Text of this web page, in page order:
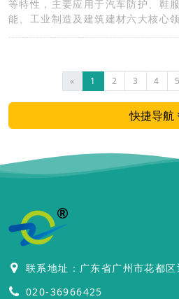
等特性，主要应用于‌汽车防护、鞋
能、工业制造及建筑建材‌六大核心
« 1 2 3 4 5
快捷导航
联系地址：广东省广州市花都
020-36966425